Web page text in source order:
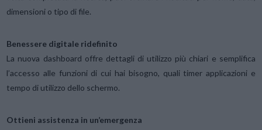
dimensioni o tipo di file.
Benessere digitale ridefinito
La nuova dashboard offre dettagli di utilizzo più chiari e semplifica
l’accesso alle funzioni di cui hai bisogno, quali timer applicazioni e
tempo di utilizzo dello schermo.
Ottieni assistenza in un’emergenza